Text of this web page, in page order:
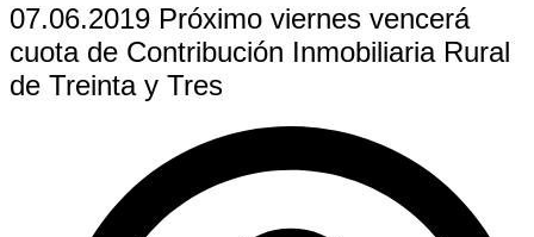
07.06.2019 Próximo viernes vencerá
cuota de Contribución Inmobiliaria Rural
de Treinta y Tres